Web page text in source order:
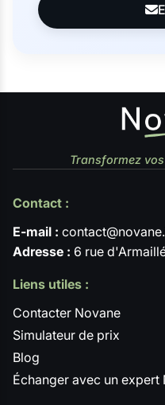
Transformez
Contact :
E-mail :
Adresse : 6 rue
Liens utiles :
Contacter Novane
Simulateur de prix
Blog
Échanger avec un expert